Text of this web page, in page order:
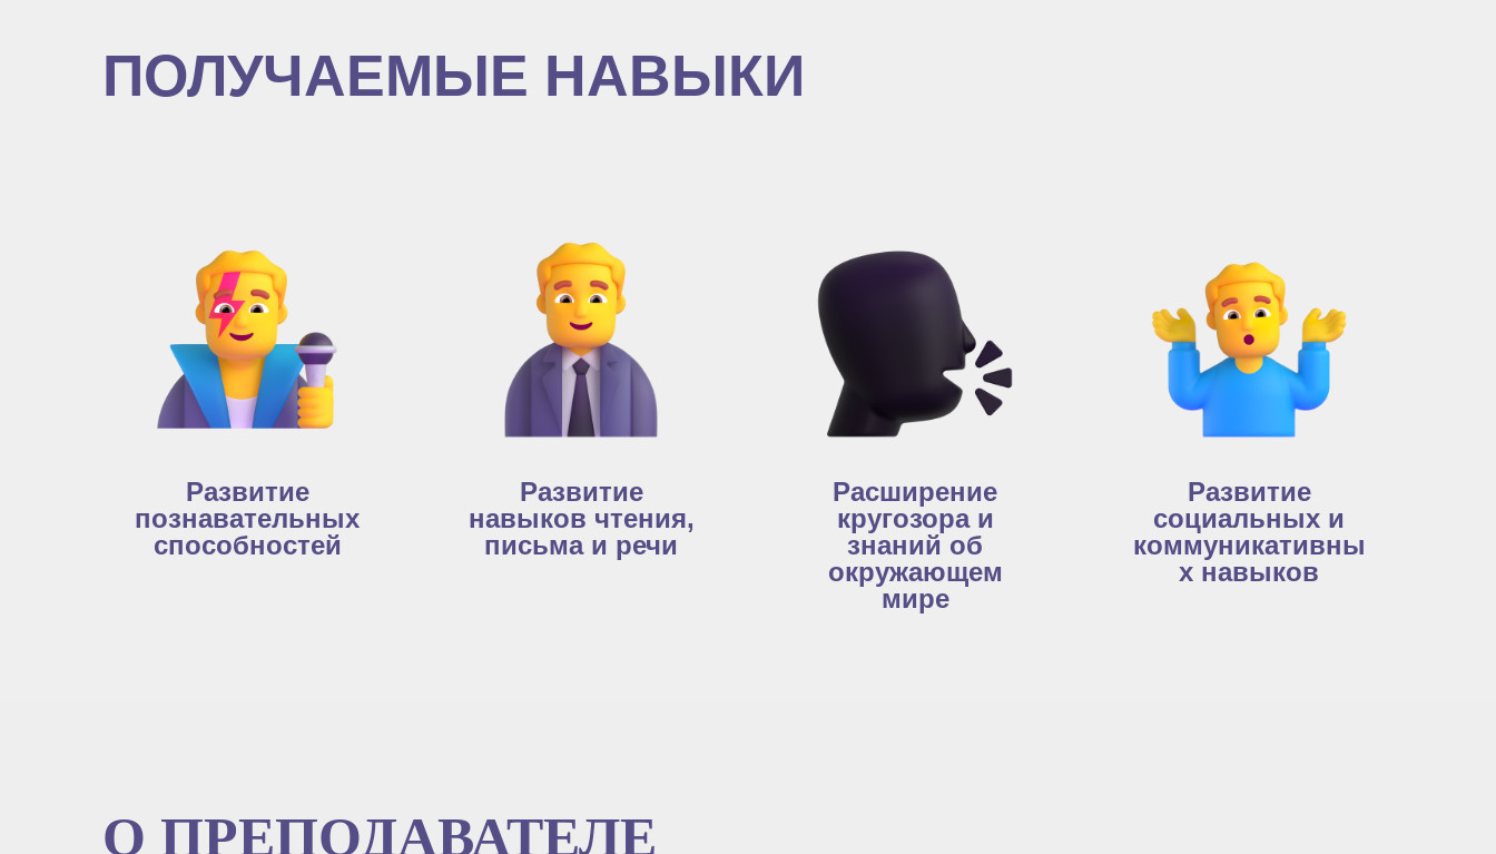
ПОЛУЧАЕМЫЕ НАВЫКИ
Развитие
познавательных
способностей
Развитие
навыков чтения,
письма и речи
Расширение
кругозора и
знаний об
окружающем
мире
Развитие
социальных и
коммуникативны
х навыков
О ПРЕПОДАВАТЕЛЕ